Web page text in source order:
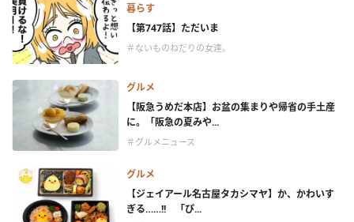
暮らす
【第747話】ただいま
＃ないものねだりの女達。
グルメ
【阪急うめだ本店】お盆の集まりや帰省の手土産
に。「阪急の夏みや...
＃グルメニュース
グルメ
【ジェイアール名古屋タカシマヤ】か、かわいす
ぎる……!! 「ぴ...